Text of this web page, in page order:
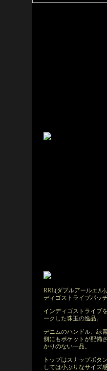
RRL(ダブルアールエル
ディゴストライプパッ
インディゴストライプ
ークした珠玉の逸品。
デニムのハンドル、緑
側にもポケットが配備
かりのない一品。
トップはスナップボタ
しては小ぶりなサイズ